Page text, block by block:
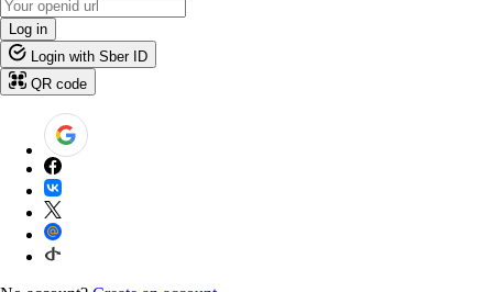
Log in
Login with Sber ID
QR code